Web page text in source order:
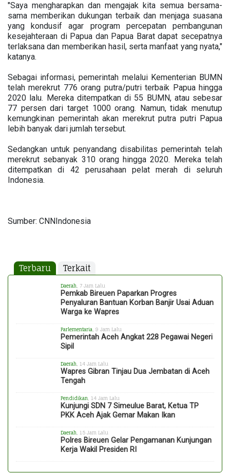
"Saya mengharapkan dan mengajak kita semua bersama-
sama memberikan dukungan terbaik dan menjaga suasana
yang kondusif agar program percepatan pembangunan
kesejahteraan di Papua dan Papua Barat dapat secepatnya
terlaksana dan memberikan hasil, serta manfaat yang nyata,"
katanya.
Sebagai informasi, pemerintah melalui Kementerian BUMN
telah merekrut 776 orang putra/putri terbaik Papua hingga
2020 lalu. Mereka ditempatkan di 55 BUMN, atau sebesar
77 persen dari target 1000 orang. Namun, tidak menutup
kemungkinan pemerintah akan merekrut putra putri Papua
lebih banyak dari jumlah tersebut.
Sedangkan untuk penyandang disabilitas pemerintah telah
merekrut sebanyak 310 orang hingga 2020. Mereka telah
ditempatkan di 42 perusahaan pelat merah di seluruh
Indonesia.
Sumber: CNNIndonesia
Terbaru Terkait
Daerah , 7 Jam Lalu
Pemkab Bireuen Paparkan Progres
Penyaluran Bantuan Korban Banjir Usai Aduan
Warga ke Wapres
Parlementaria , 9 Jam Lalu
Pemerintah Aceh Angkat 228 Pegawai Negeri
Sipil
Daerah , 14 Jam Lalu
Wapres Gibran Tinjau Dua Jembatan di Aceh
Tengah
Pendidikan , 14 Jam Lalu
Kunjungi SDN 7 Simeulue Barat, Ketua TP
PKK Aceh Ajak Gemar Makan Ikan
Daerah , 15 Jam Lalu
Polres Bireuen Gelar Pengamanan Kunjungan
Kerja Wakil Presiden RI